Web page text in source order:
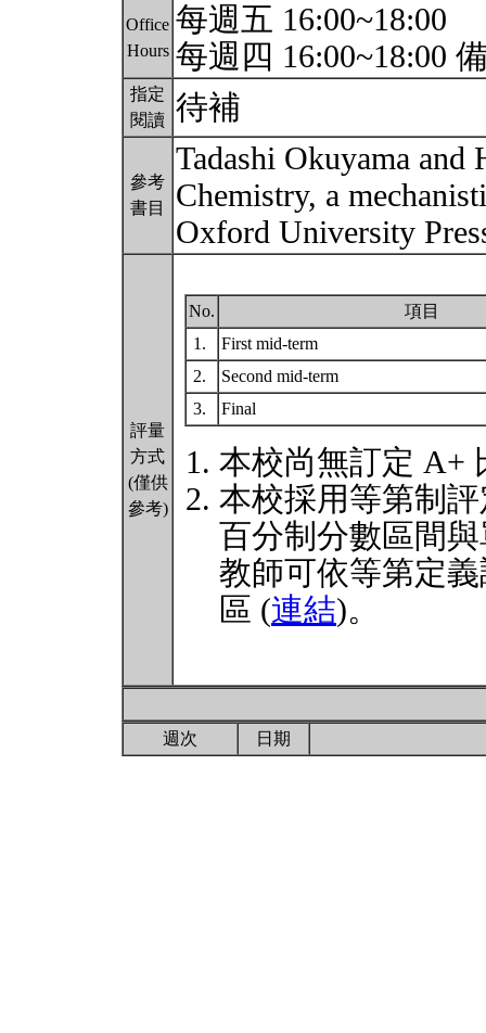
Office
Hours
每週五 16:00~18:00
每週四 16:00~18:00
指定
閱讀 待補
參考
書目
Tadashi Okuyama
Chemistry, a
Oxford University
評量
方式
(僅供
參考)
No.
項目
1.
First mid-term
2.
Second mid-term
3.
Final
本校尚無訂定 A+
本校採用等第制
百分制分數區間
教師可依等第定
區 (連結)。
週次 日期